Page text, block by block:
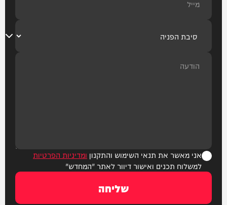
אני מאשר את תנאי השימוש והתקנון ומדיניות הפרטיות
למשלוח תכנים ואישור דיוור לאתר "המחדש"
שליחה